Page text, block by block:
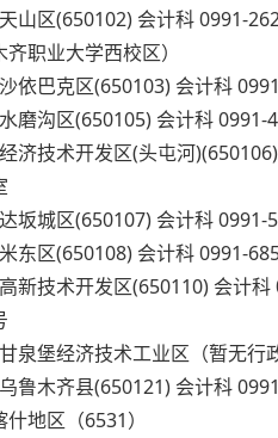
天山区(650102) 会计科 0991-
齐职业大学西校区）
沙依巴克区(650103) 会计科
水磨沟区(650105) 会计科
经济技术开发区(头屯河
达坂城区(650107) 会计科
米东区(650108) 会计科 0991-
高新技术开发区(650110) 会计
甘泉堡经济技术工业区（暂无行
乌鲁木齐县(650121) 会计科
什地区（6531）